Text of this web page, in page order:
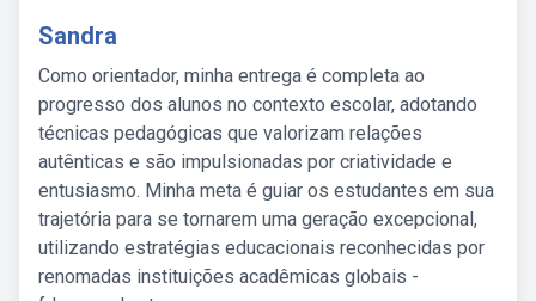
Sandra
Como orientador, minha entrega é completa ao
progresso dos alunos no contexto escolar, adotando
técnicas pedagógicas que valorizam relações
autênticas e são impulsionadas por criatividade e
entusiasmo. Minha meta é guiar os estudantes em sua
trajetória para se tornarem uma geração excepcional,
utilizando estratégias educacionais reconhecidas por
renomadas instituições acadêmicas globais -